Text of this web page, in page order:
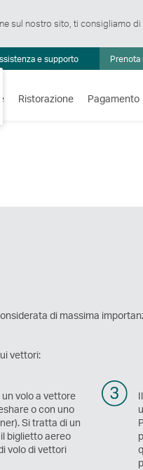
sul nostro sito, ti consigliamo
e supporto Prenota
Ristorazione Pagamento
di massima
vettori:
volo a vettore
o con uno
Si tratta di un
biglietto aereo
volo di vettori